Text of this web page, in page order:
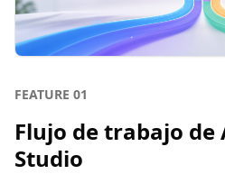
FEATURE 01
Flujo de trabajo de
Studio